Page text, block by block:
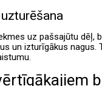
uz pašsajūtu dēļ,
un izturīgākus